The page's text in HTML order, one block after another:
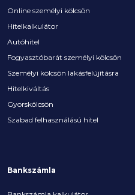
Online személyi kölcsön
Hitelkalkulátor
Autóhitel
Fogyasztóbarát személyi kölcsön
Személyi kölcsön lakásfelújításra
Hitelkiváltás
Gyorskölcsön
Szabad felhasználású hitel
Bankszámla